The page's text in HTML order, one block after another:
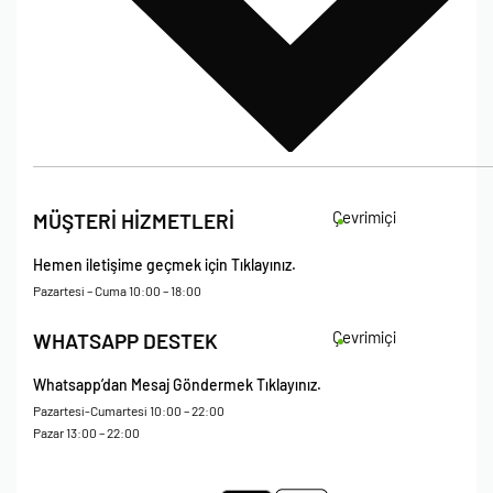
Çerez Politikası
Kişisel Verileri Koruma – Çerez ve Ticari İletişim Açık Rıza Metni
Mesafeli Satış Sözleşmesi
MÜŞTERİ HİZMETLERİ Çevrimiçi
Hemen iletişime geçmek için Tıklayınız.
Pazartesi – Cuma 10:00 – 18:00
WHATSAPP DESTEK Çevrimiçi
Whatsapp’dan Mesaj Göndermek Tıklayınız.
Pazartesi-Cumartesi 10:00 – 22:00
Pazar 13:00 – 22:00